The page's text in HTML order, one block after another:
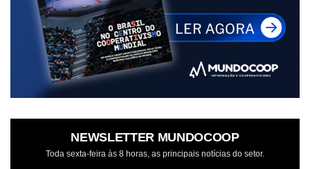
NEWSLETTER MUNDOCOOP
Toda sexta-feira às 8 horas, as principais notícias do setor.